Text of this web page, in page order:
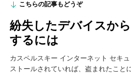
こちらの記事もどうぞ
紛失したデバイスか
するには
カスペルスキー インターネット セキ
ストールされていれば、盗まれたこと